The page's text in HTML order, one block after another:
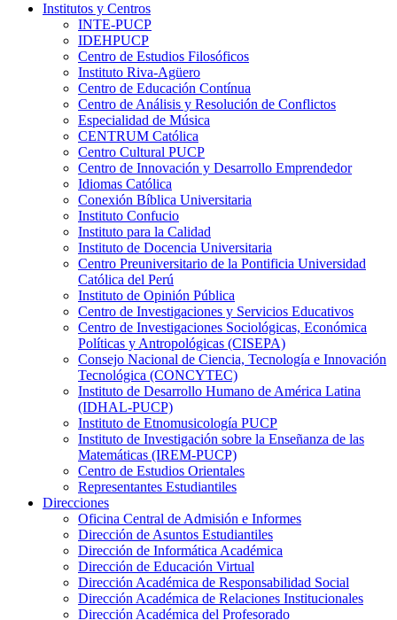
Institutos y Centros
INTE-PUCP
IDEHPUCP
Centro de Estudios Filosóficos
Instituto Riva-Agüero
Centro de Educación Contínua
Centro de Análisis y Resolución de Conflictos
Especialidad de Música
CENTRUM Católica
Centro Cultural PUCP
Centro de Innovación y Desarrollo Emprendedor
Idiomas Católica
Conexión Bíblica Universitaria
Instituto Confucio
Instituto para la Calidad
Instituto de Docencia Universitaria
Centro Preuniversitario de la Pontificia Universidad
Católica del Perú
Instituto de Opinión Pública
Centro de Investigaciones y Servicios Educativos
Centro de Investigaciones Sociológicas, Económica
Políticas y Antropológicas (CISEPA)
Consejo Nacional de Ciencia, Tecnología e Innovación
Tecnológica (CONCYTEC)
Instituto de Desarrollo Humano de América Latina
(IDHAL-PUCP)
Instituto de Etnomusicología PUCP
Instituto de Investigación sobre la Enseñanza de las
Matemáticas (IREM-PUCP)
Centro de Estudios Orientales
Representantes Estudiantiles
Direcciones
Oficina Central de Admisión e Informes
Dirección de Asuntos Estudiantiles
Dirección de Informática Académica
Dirección de Educación Virtual
Dirección Académica de Responsabilidad Social
Dirección Académica de Relaciones Institucionales
Dirección Académica del Profesorado